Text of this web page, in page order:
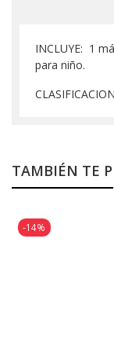
INCLUYE: 1
para niño.
TAMBIÉN TE
-14%